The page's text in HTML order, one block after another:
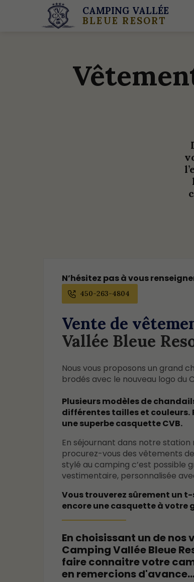
CAMPING VALLÉE
BLEUE RESORT
N’hésitez pas à vous
450-263-4804
Vente de
Vallée Bleue
Nous vous proposons un grand
brodés avec le nouveau logo du
Plusieurs modèles de
différentes tailles et couleurs.
une superbe casquette CVB.
En séjournant dans notre
procurez-vous des vêtements
stylé au camping c’est possible
vestimentaire, personnalisée
Vous trouverez sûrement un
encore une casquette à votre
En choisissant un de
Camping Vallée Bleue
faire connaitre votre
en remercions